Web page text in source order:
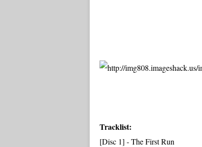
Tracklist:
[Disc 1] - The First Run